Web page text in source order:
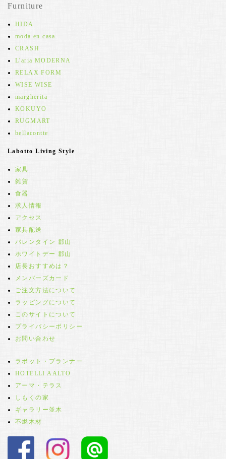
Furniture
HIDA
moda en casa
CRASH
L'aria MODERNA
RELAX FORM
WISE WISE
margherita
KOKUYO
RUGMART
bellacontte
Labotto Living Style
家具
雑貨
食器
求人情報
アクセス
家具配送
バレンタイン 郡山
ホワイトデー 郡山
店長おすすめは？
メンバーズカード
ご注文方法について
ラッピングについて
このサイトについて
プライバシーポリシー
お問い合わせ
ラボット・プランナー
HOTELLI AALTO
アーマ・テラス
しもくの家
ギャラリー並木
不燃木材